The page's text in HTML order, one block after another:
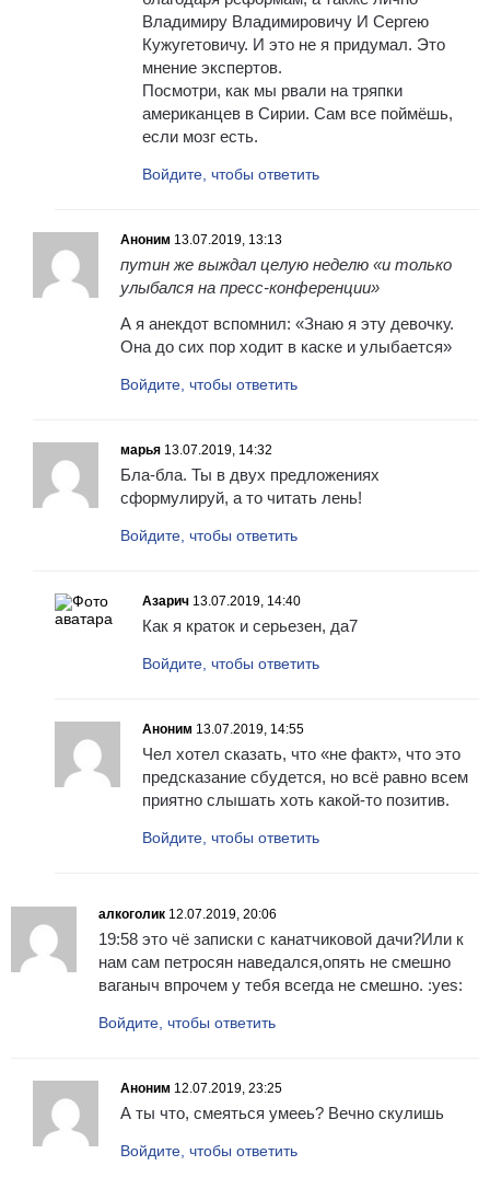
Владимиру Владимировичу И Сергею
Кужугетовичу. И это не я придумал. Это
мнение экспертов.
Посмотри, как мы рвали на тряпки
американцев в Сирии. Сам все поймёшь,
если мозг есть.
Войдите, чтобы ответить
Аноним 13.07.2019, 13:13
путин же выждал целую неделю «и только
улыбался на пресс-конференции»
А я анекдот вспомнил: «Знаю я эту девочку.
Она до сих пор ходит в каске и улыбается»
Войдите, чтобы ответить
марья 13.07.2019, 14:32
Бла-бла. Ты в двуx предложенияx
сформулируй, а то читать лень!
Войдите, чтобы ответить
Азарич 13.07.2019, 14:40
Как я краток и серьезен, да7
Войдите, чтобы ответить
Аноним 13.07.2019, 14:55
Чел хотел сказать, что «не факт», что это
предсказание сбудется, но всё равно всем
приятно слышать хоть какой-то позитив.
Войдите, чтобы ответить
алкоголик 12.07.2019, 20:06
19:58 это чё записки с канатчиковой дачи?Или к
нам сам петросян наведался,опять не смешно
ваганыч впрочем у тебя всегда не смешно. :yes:
Войдите, чтобы ответить
Аноним 12.07.2019, 23:25
А ты что, смеяться умееь? Вечно скулишь
Войдите, чтобы ответить